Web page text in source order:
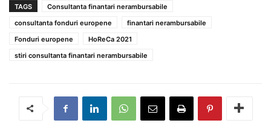
TAGS
Consultanta finantari nerambursabile
consultanta fonduri europene
finantari nerambursabile
Fonduri europene
HoReCa 2021
stiri consultanta finantari nerambursabile